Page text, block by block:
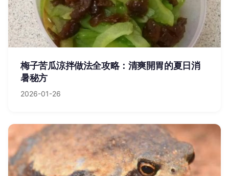
梅子苦瓜涼拌做法全攻略：清爽開胃的夏日消
暑秘方
2026-01-26